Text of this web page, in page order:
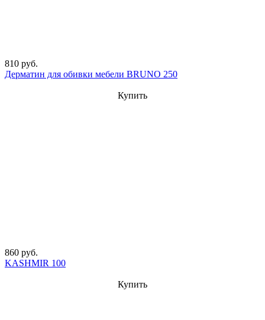
810 руб.
Дерматин для обивки мебели BRUNO 250
Купить
860 руб.
KASHMIR 100
Купить